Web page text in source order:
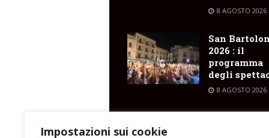
Impostazioni sui cookie
8 AGOSTO 2026
San
2026 : il
programma
degli
8 AGOSTO 2026